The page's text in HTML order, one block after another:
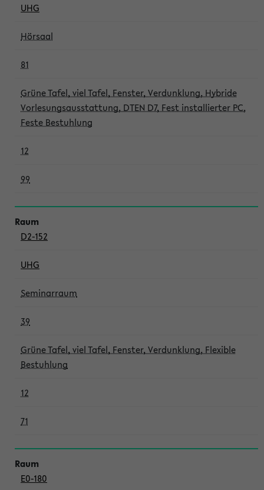
UHG
Hörsaal
81
Grüne Tafel, viel Tafel, Fenster, Verdunklung, Hybride
Vorlesungsausstattung, DTEN D7, Fest installierter PC,
Feste Bestuhlung
12
99
D2-152
UHG
Seminarraum
39
Grüne Tafel, viel Tafel, Fenster, Verdunklung, Flexible
Bestuhlung
12
71
E0-180